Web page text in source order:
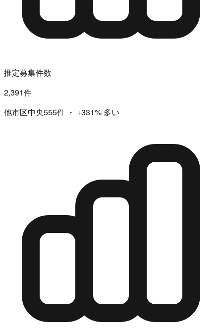
推定募集件数
2,391件
他市区中央555件 ・ +331% 多い